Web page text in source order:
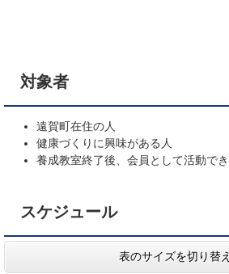
対象者
遠賀町在住の人
健康づくりに興味がある人
養成教室終了後、会員として活動で
スケジュール
表のサイズを切り替